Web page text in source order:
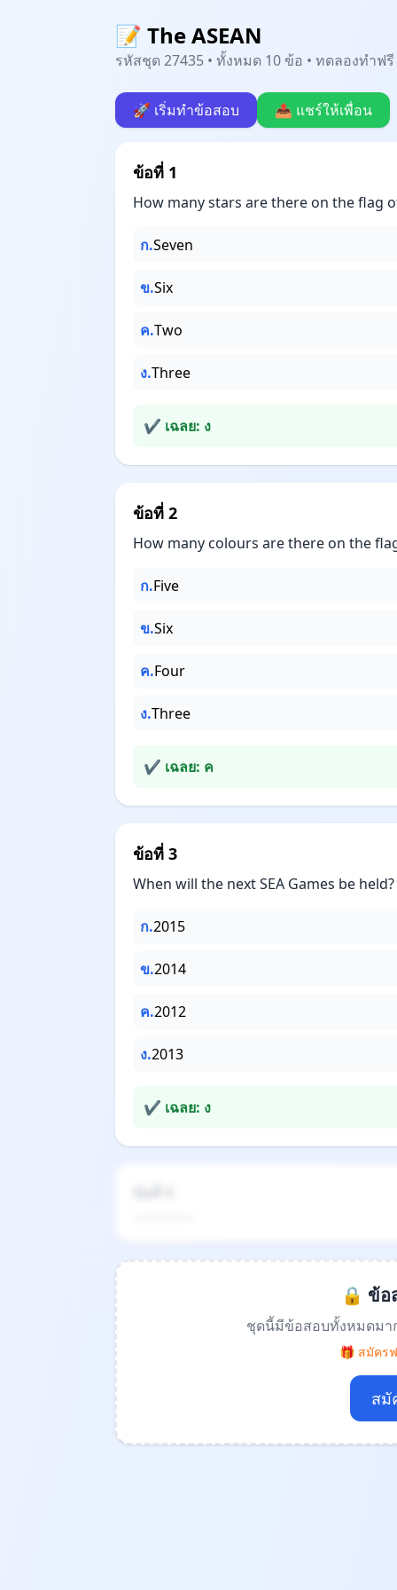
📝 The ASEAN
รหัสชุด 27435 • ทั้งหมด 10 ข้อ • ทดลองทำฟ
🚀 เริ่มทำข้อสอบ 📤 แชร์ให้เพื่อน
ข้อที่ 1
How many stars are there on the flag
ก.Seven
ข.Six
ค.Two
ง.Three
✔ เฉลย: ง
ข้อที่ 2
How many colours are there on the
ก.Five
ข.Six
ค.Four
ง.Three
✔ เฉลย: ค
ข้อที่ 3
When will the next SEA Games be held?
ก.2015
ข.2014
ค.2012
ง.2013
✔ เฉลย: ง
🔒 ข้อ
ชุดนี้มีข้อสอบทั้งหมดมา
🎁 สมัคร
สมั